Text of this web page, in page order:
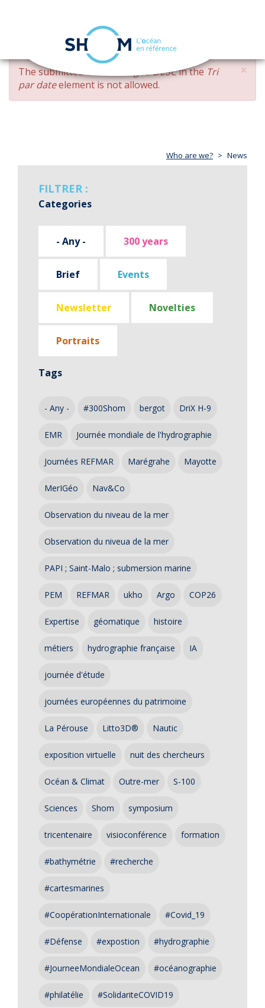
Skip
main
content
navigation
×
ERROR
MESSAGE
The submitted value changed DESCin the Tri
par dateelement is not allowed.
Who are we? News
FILTRER :
Categories
- Any - 300 years
Brief Events
Newsletter Novelties
Portraits
Tags
- Any - #300Shom bergot DriX H-9
EMR Journée mondiale de l'hydrographie
Journées REFMAR Marégrahe Mayotte
MerIGéo Nav&Co
Observation du niveau de la mer
Observation du niveua de la mer
PAPI ; Saint-Malo ; submersion marine
PEM REFMAR ukho Argo COP26
Expertise géomatique histoire
métiers hydrographie française IA
journée d'étude
journées européennes du patrimoine
La Pérouse Litto3D® Nautic
exposition virtuelle nuit des chercheurs
Océan & Climat Outre-mer S-100
Sciences Shom symposium
tricentenaire visioconférence formation
#bathymétrie #recherche
#cartesmarines
#CoopérationInternationale #Covid_19
#Défense #expostion #hydrographie
#JourneeMondialeOcean #océanographie
#philatélie #SolidariteCOVID19